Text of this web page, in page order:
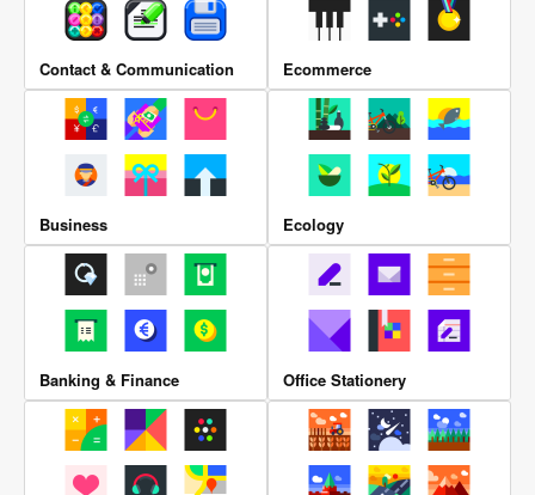
Contact & Communication Ecommerce
Business Ecology
Banking & Finance Office Stationery